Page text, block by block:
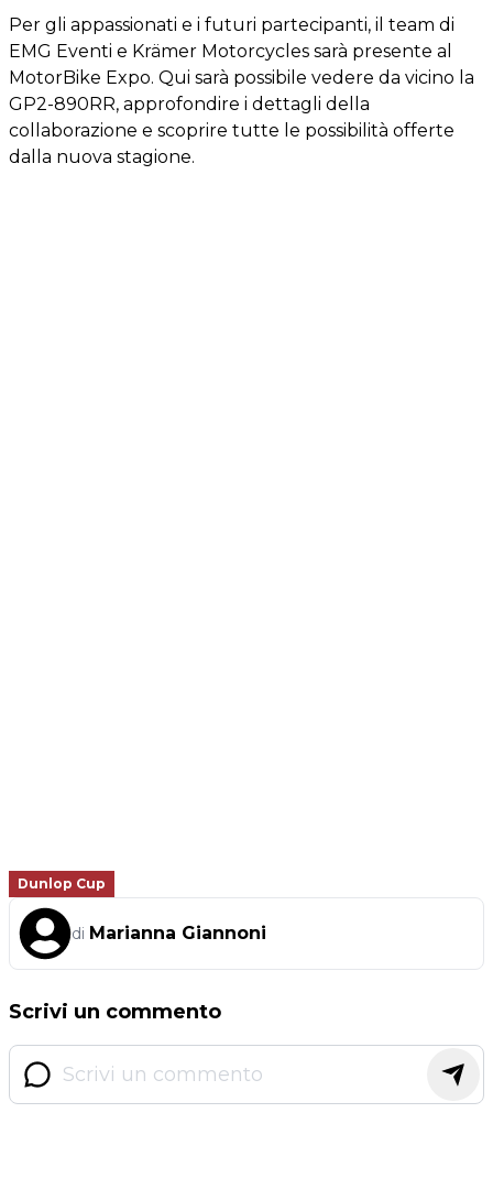
Per gli appassionati e i futuri partecipanti, il team di
EMG Eventi e Krämer Motorcycles sarà presente al
MotorBike Expo. Qui sarà possibile vedere da vicino la
GP2-890RR, approfondire i dettagli della
collaborazione e scoprire tutte le possibilità offerte
dalla nuova stagione.
Dunlop Cup
di Marianna Giannoni
Scrivi un commento